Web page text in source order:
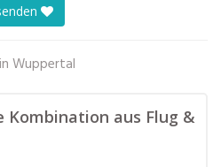
Wuppertal
Kombination aus Flug &